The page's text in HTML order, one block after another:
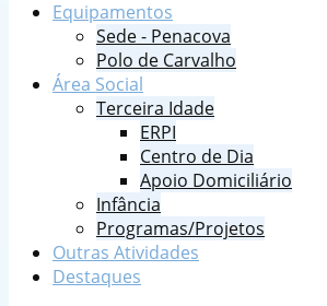
Equipamentos
Sede - Penacova
Polo de Carvalho
Área Social
Terceira Idade
ERPI
Centro de Dia
Apoio Domiciliário
Infância
Programas/Projetos
Outras Atividades
Destaques